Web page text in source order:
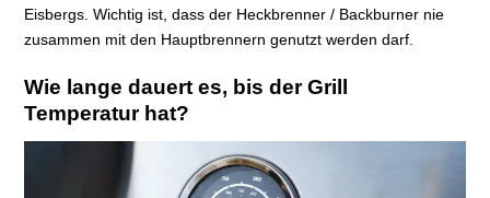
Eisbergs. Wichtig ist, dass der Heckbrenner / Backburner nie
zusammen mit den Hauptbrennern genutzt werden darf.
Wie lange dauert es, bis der Grill
Temperatur hat?